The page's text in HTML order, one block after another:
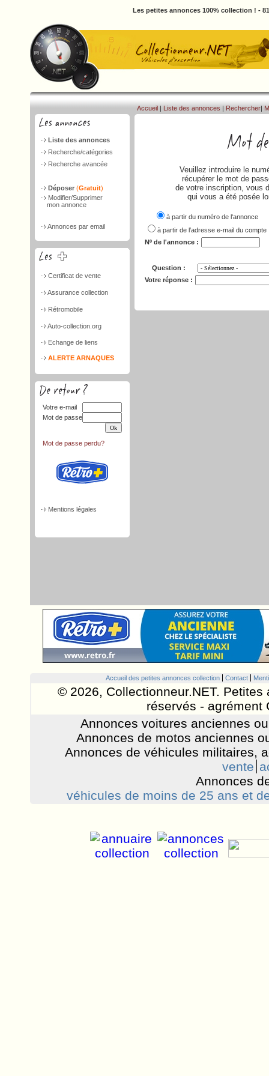
Les petites annonces 100% collection ! -
Liste des annonces
Recherche/catégories
Recherche avancée
Déposer (Gratuit)
Modifier/Supprimer
mon annonce
Annonces par email
Certificat de vente
Assurance collection
Rétromobile
Auto-collection.org
Echange de liens
ALERTE ARNAQUES
Votre e-mail
Mot de passe
Mot de passe perdu?
Mentions légales
Accueil | Liste des annonces | Rechercher|
Veuillez introduire le
récupérer le mot de
de votre inscription, vous
qui vous a été posée
à partir du numéro de l‘annonce
à partir de l’adresse e-mail du compte
Nº de l'annonce :
Question :
Votre réponse :
Accueil des petites annonces collection Contact
© 2026, Collectionneur.NET.
réservés - agrément
Annonces voitures anciennes
Annonces de motos anciennes
Annonces de véhicules militaires,
vente
Annonces
véhicules de moins de 25 ans et